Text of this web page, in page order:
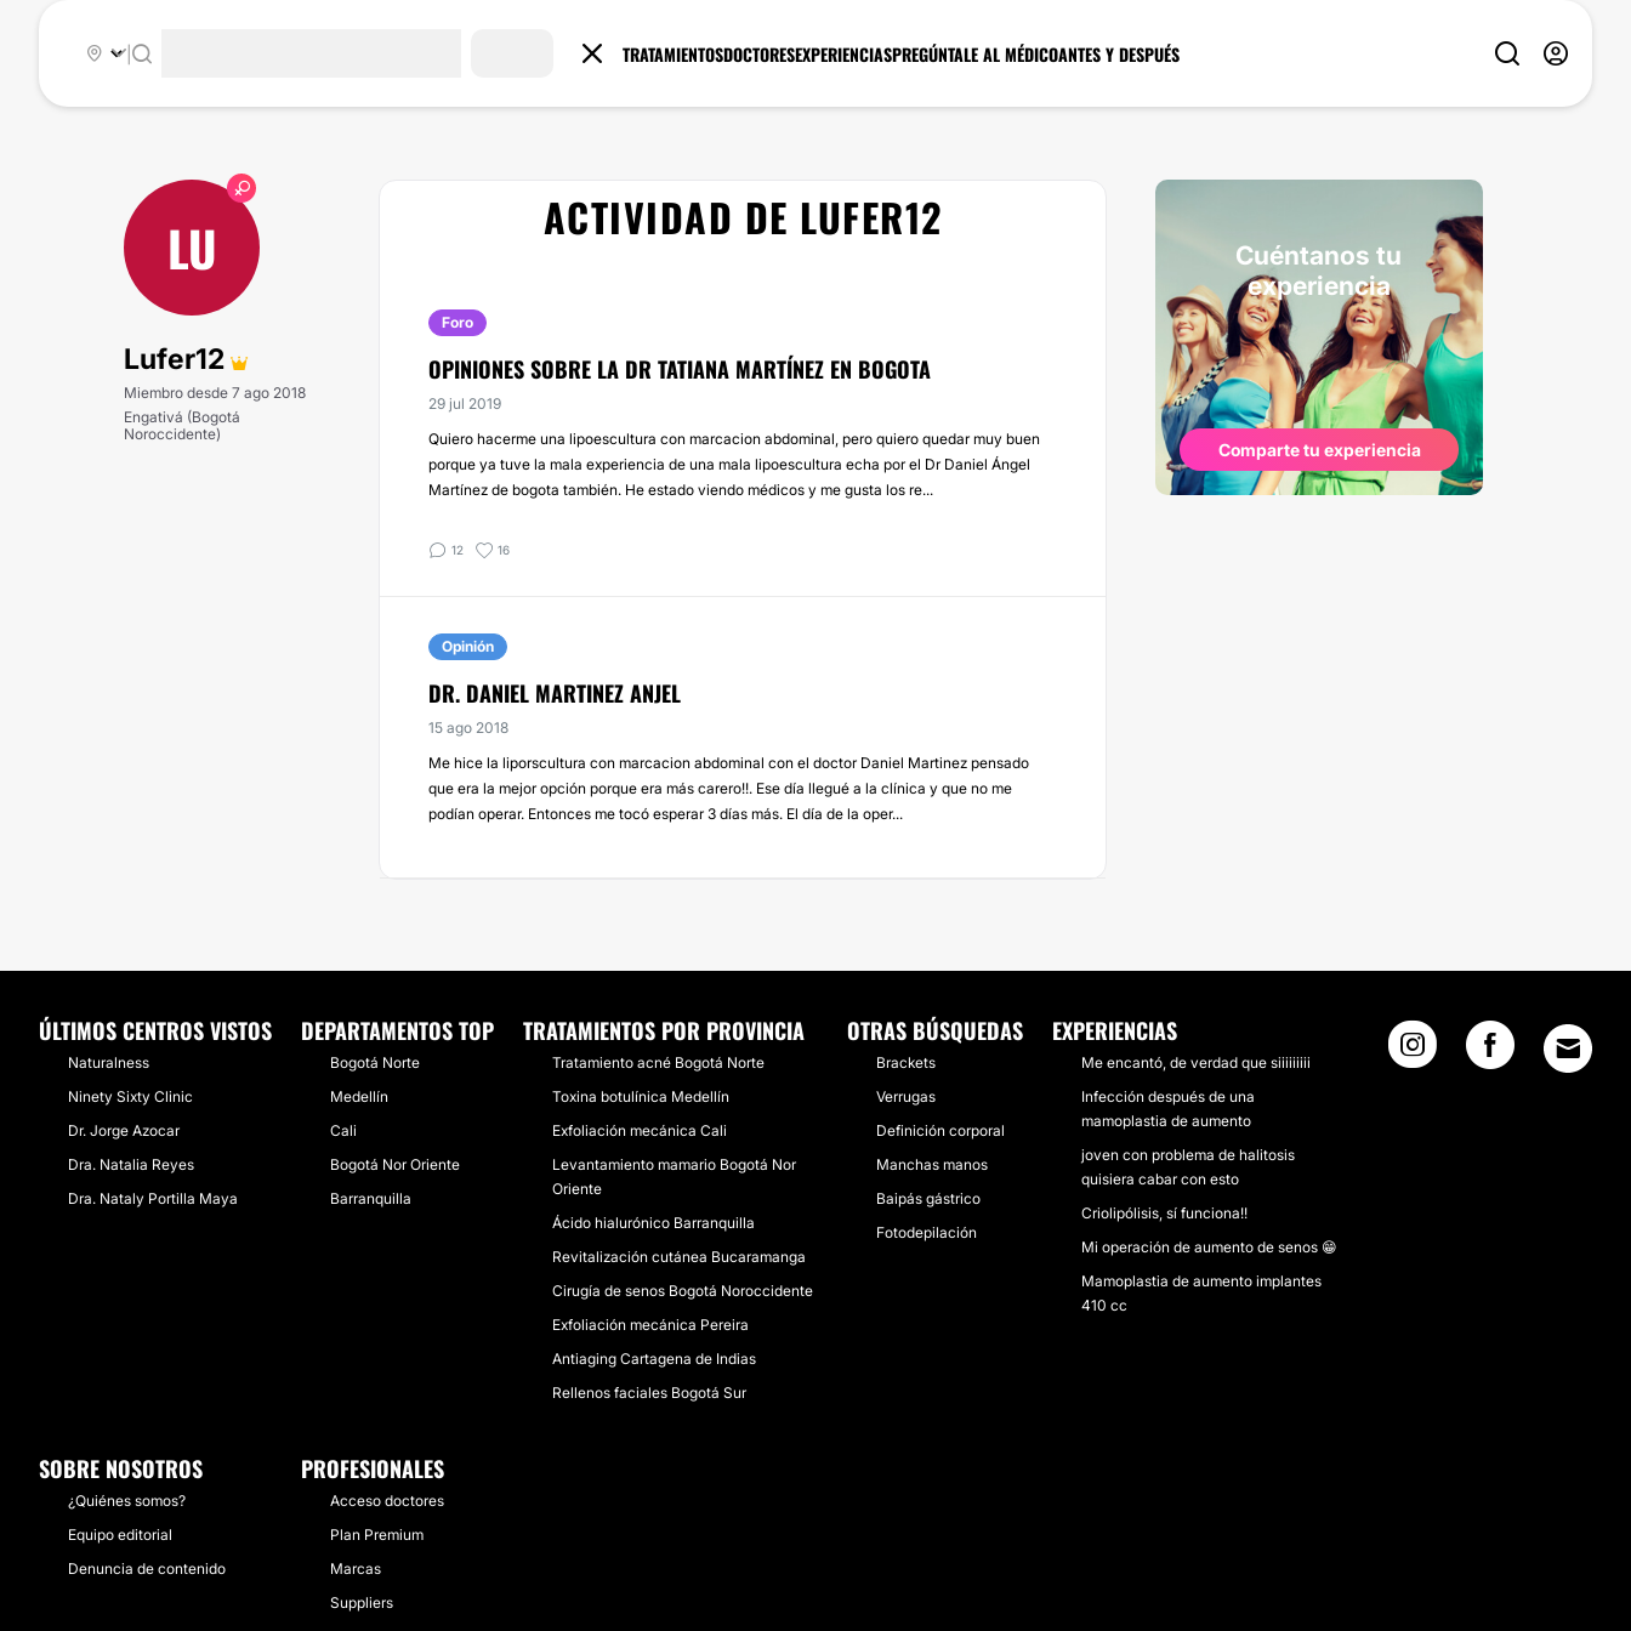
TRATAMIENTOSDOCTORESEXPERIENCIASPREGÚNTALE AL MÉDICOANTES Y DESPUÉS
|
LU
Lufer12
Miembro desde 7 ago 2018
Engativá (Bogotá
Noroccidente)
ACTIVIDAD DE LUFER12
Foro
OPINIONES SOBRE LA DR TATIANA MARTÍNEZ EN BOGOTA
29 jul 2019
Quiero hacerme una lipoescultura con marcacion abdominal, pero quiero quedar muy buen
porque ya tuve la mala experiencia de una mala lipoescultura echa por el Dr Daniel Ángel
Martínez de bogota también. He estado viendo médicos y me gusta los re...
12 16
Opinión
DR. DANIEL MARTINEZ ANJEL
15 ago 2018
Me hice la liporscultura con marcacion abdominal con el doctor Daniel Martinez pensado
que era la mejor opción porque era más carero!!. Ese día llegué a la clínica y que no me
podían operar. Entonces me tocó esperar 3 días más. El día de la oper...
Cuéntanos tu
experiencia
Comparte tu experiencia
ÚLTIMOS CENTROS VISTOS
Naturalness
Ninety Sixty Clinic
Dr. Jorge Azocar
Dra. Natalia Reyes
Dra. Nataly Portilla Maya
DEPARTAMENTOS TOP
Bogotá Norte
Medellín
Cali
Bogotá Nor Oriente
Barranquilla
TRATAMIENTOS POR PROVINCIA
Tratamiento acné Bogotá Norte
Toxina botulínica Medellín
Exfoliación mecánica Cali
Levantamiento mamario Bogotá Nor
Oriente
Ácido hialurónico Barranquilla
Revitalización cutánea Bucaramanga
Cirugía de senos Bogotá Noroccidente
Exfoliación mecánica Pereira
Antiaging Cartagena de Indias
Rellenos faciales Bogotá Sur
OTRAS BÚSQUEDAS
Brackets
Verrugas
Definición corporal
Manchas manos
Baipás gástrico
Fotodepilación
EXPERIENCIAS
Me encantó, de verdad que siiiiiiiii
Infección después de una
mamoplastia de aumento
joven con problema de halitosis
quisiera cabar con esto
Criolipólisis, sí funciona!!
Mi operación de aumento de senos 😁
Mamoplastia de aumento implantes
410 cc
SOBRE NOSOTROS
¿Quiénes somos?
Equipo editorial
Denuncia de contenido
PROFESIONALES
Acceso doctores
Plan Premium
Marcas
Suppliers